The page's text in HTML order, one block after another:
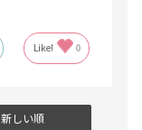
Like! 0
しい順